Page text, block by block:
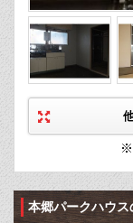
※
本郷パークハウス